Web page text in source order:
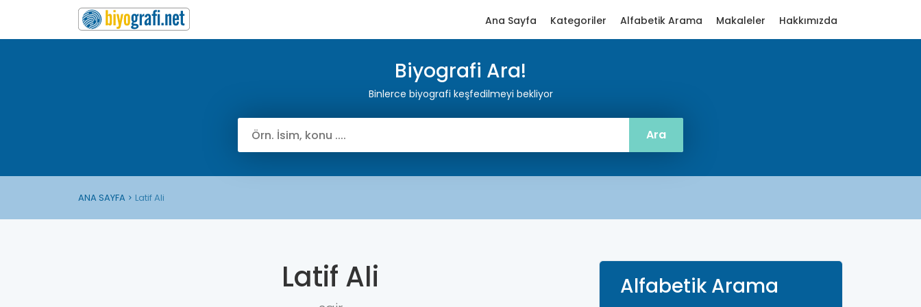
Ana Sayfa Kategoriler Alfabetik Arama Makaleler Hakkımızda
Biyografi Ara!
Binlerce biyografi keşfedilmeyi bekliyor
ANA SAYFA Latif Ali
Latif Ali Alfabetik Arama